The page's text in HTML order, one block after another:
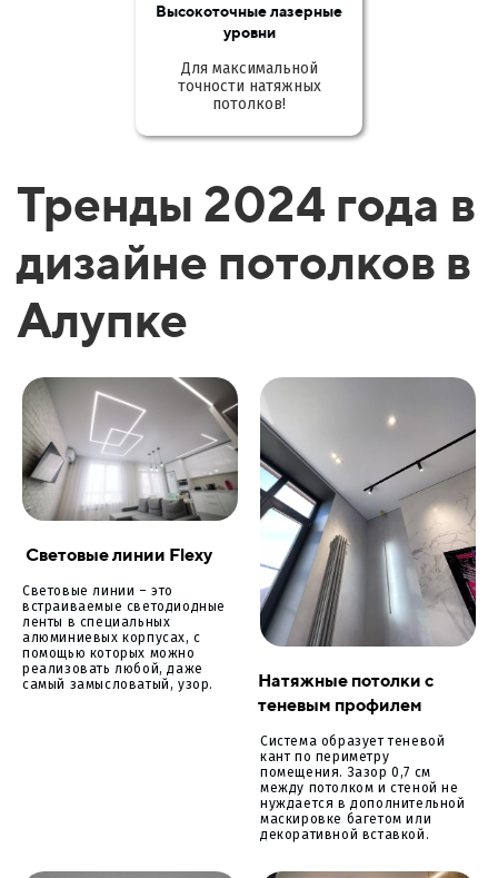
Высокоточные лазерные
уровни
Для максимальной
точности натяжных
потолков!
Тренды 2024 года в
дизайне потолков в
Алупке
Световые линии Flexy
Световые линии – это
встраиваемые светодиодные
ленты в специальных
алюминиевых корпусах, с
помощью которых можно
реализовать любой, даже
самый замысловатый, узор.
Натяжные потолки с
теневым профилем
Система образует теневой
кант по периметру
помещения. Зазор 0,7 см
между потолком и стеной не
нуждается в дополнительной
маскировке багетом или
декоративной вставкой.